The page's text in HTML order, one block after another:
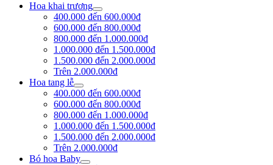
Hoa khai trương
400.000 đến 600.000đ
600.000 đến 800.000đ
800.000 đến 1.000.000đ
1.000.000 đến 1.500.000đ
1.500.000 đến 2.000.000đ
Trên 2.000.000đ
Hoa tang lễ
400.000 đến 600.000đ
600.000 đến 800.000đ
800.000 đến 1.000.000đ
1.000.000 đến 1.500.000đ
1.500.000 đến 2.000.000đ
Trên 2.000.000đ
Bó hoa Baby